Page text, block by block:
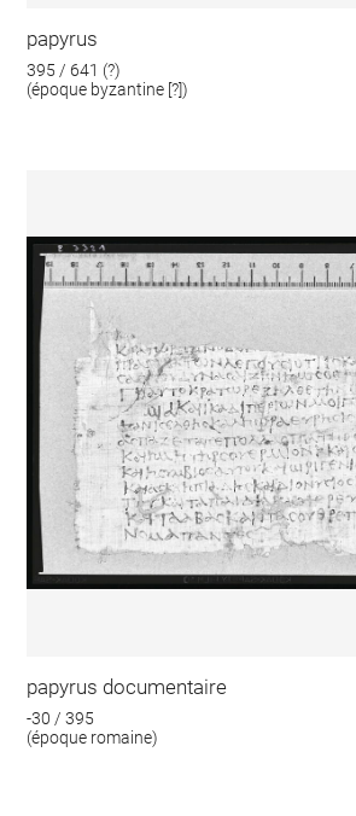
papyrus
395 / 641 (?)
(époque byzantine [?])
papyrus documentaire
-30 / 395
(époque romaine)